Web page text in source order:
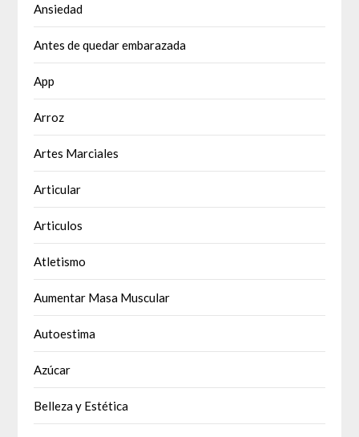
Ansiedad
Antes de quedar embarazada
App
Arroz
Artes Marciales
Articular
Articulos
Atletismo
Aumentar Masa Muscular
Autoestima
Azúcar
Belleza y Estética